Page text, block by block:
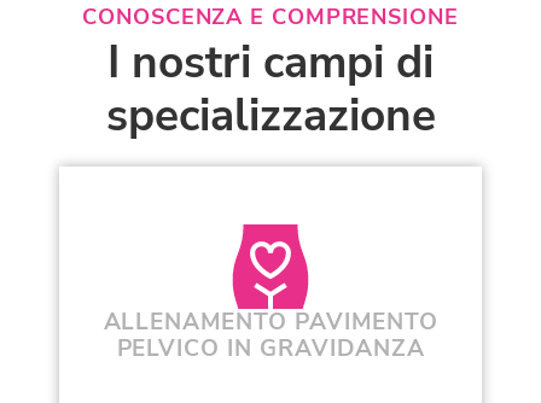
CONOSCENZA E COMPRENSIONE
I nostri campi di
specializzazione
ALLENAMENTO PAVIMENTO
PELVICO IN GRAVIDANZA